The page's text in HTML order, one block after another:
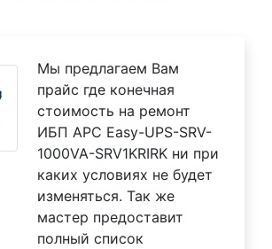
Мы предлагаем Вам
прайс где конечная
стоимость на ремонт
ИБП APC Easy-UPS-SRV-
1000VA-SRV1KRIRK ни при
каких условиях не будет
изменяться. Так же
мастер предоставит
полный список